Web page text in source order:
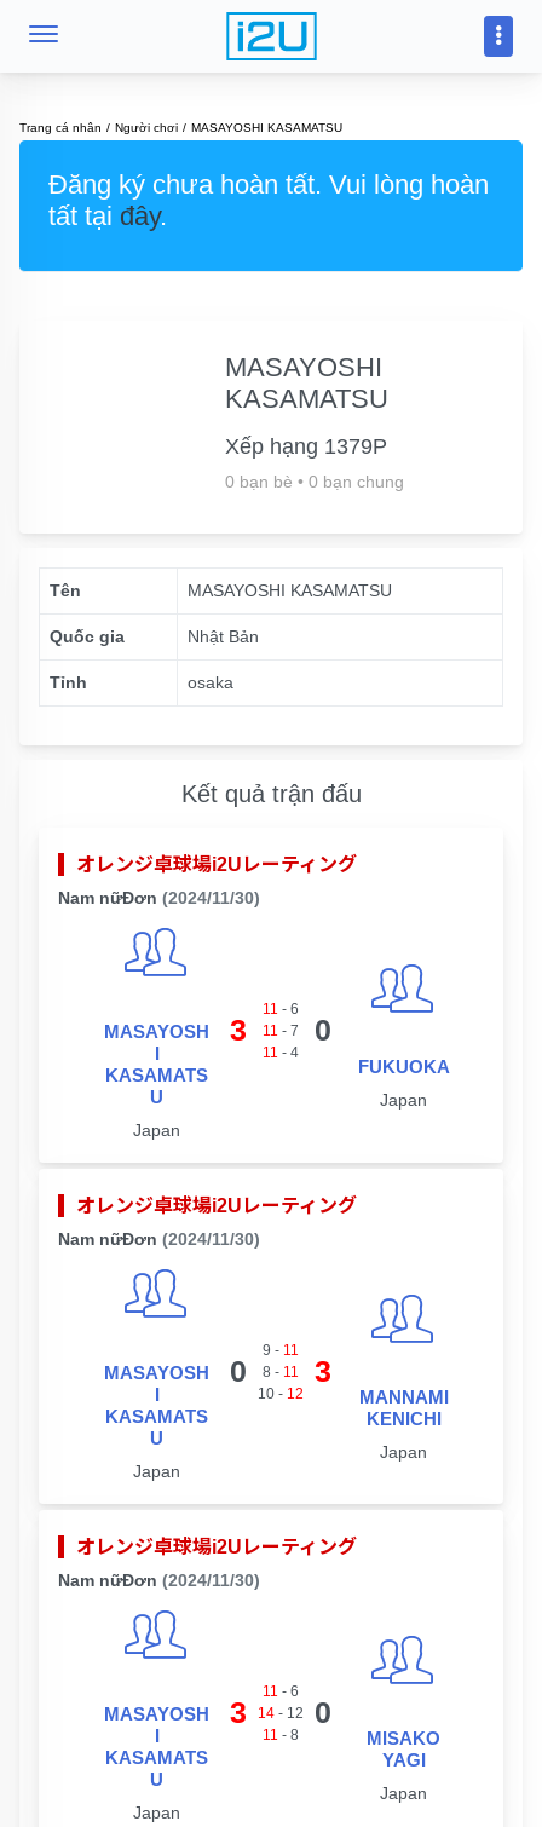
Trang cá nhân Người chơi MASAYOSHI KASAMATSU
Đăng ký chưa hoàn tất. Vui lòng hoàn
tất tại đây.
MASAYOSHI
KASAMATSU
Xếp hạng 1379P
0 bạn bè • 0 bạn chung
Tên MASAYOSHI KASAMATSU
Quốc gia Nhật Bản
Tỉnh osaka
Kết quả trận đấu
オレンジ卓球場i2Uレーティング
Nam nữĐơn (2024/11/30)
MASAYOSH
I
KASAMATS
U
Japan
3
11 - 6
11 - 7
11 - 4
0
FUKUOKA
Japan
オレンジ卓球場i2Uレーティング
Nam nữĐơn (2024/11/30)
MASAYOSH
I
KASAMATS
U
Japan
0
9 - 11
8 - 11
10- 12
3
MANNAMI
KENICHI
Japan
オレンジ卓球場i2Uレーティング
Nam nữĐơn (2024/11/30)
MASAYOSH
I
KASAMATS
U
Japan
3
11 - 6
14- 12
11 - 8
0
MISAKO
YAGI
Japan